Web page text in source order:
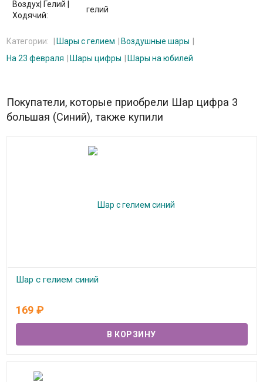
Воздух| Гелий |
Ходячий:
гелий
Категории: Шары с гелием
Воздушные шары
На 23 февраля
Шары цифры Шары на юбилей
Покупатели, которые приобрели Шар цифра 3
большая (Синий), также купили
Шар с гелием синий
169 ₽